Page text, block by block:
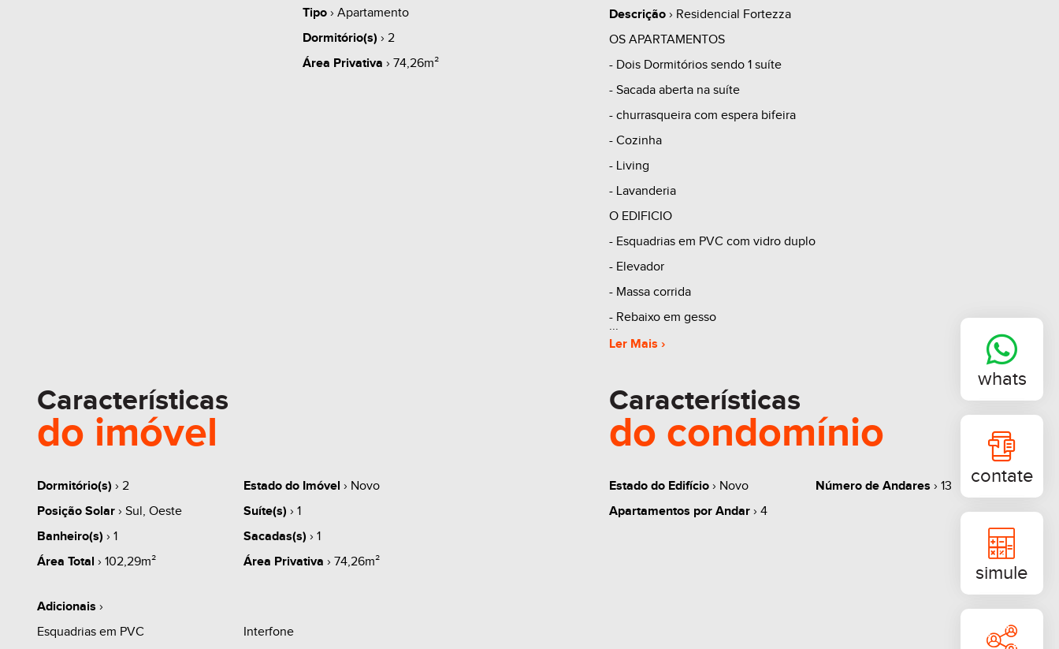
whats
contate
simule
Tipo› Apartamento
Dormitório(s) › 2
Área Privativa › 74,26m²
Descrição › Residencial Fortezza
OS APARTAMENTOS
- Dois Dormitórios sendo 1 suíte
- Sacada aberta na suíte
- churrasqueira com espera bifeira
- Cozinha
- Living
- Lavanderia
O EDIFICIO
- Esquadrias em PVC com vidro duplo
- Elevador
- Massa corrida
- Rebaixo em gesso
- Espera para água quente
* Referente ao apartamento 1102
*Box valor a parte
* Sujeito a reajuste sem aviso
o Brinquedoteca
o Playground
Ler Mais ›
Características
do imóvel
Dormitório(s) › 2 Estado do Imóvel › Novo
Posição Solar › Sul, Oeste Suíte(s) › 1
Banheiro(s)› 1 Sacadas(s) › 1
Área Total › 102,29m² Área Privativa › 74,26m²
Adicionais ›
Esquadrias em PVC
Interfone
Características
do condomínio
Estado do Edifício › Novo Número de Andares› 13
Apartamentos por Andar › 4